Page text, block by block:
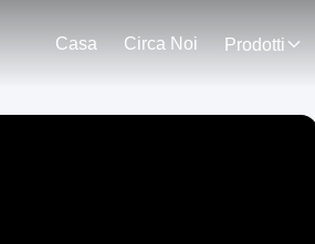
Casa Circa Noi Prodotti